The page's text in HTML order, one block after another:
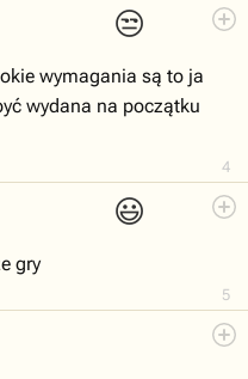
😒
4
wymagania są to ja
wydana na początku
😃
5
gry